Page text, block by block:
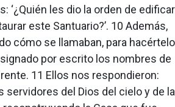
‘¿Quién les dio la orden de edificar
este Santuario?’. 10 Además,
cómo se llamaban, para hacértelo
por escrito los nombres de
11 Ellos nos respondieron:
servidores del Dios del cielo y de la